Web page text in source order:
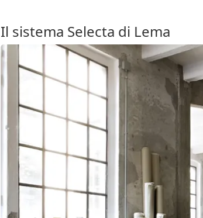
Il sistema Selecta di Lema